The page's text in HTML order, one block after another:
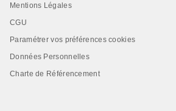
Mentions Légales
CGU
Paramétrer vos préférences cookies
Données Personnelles
Charte de Référencement